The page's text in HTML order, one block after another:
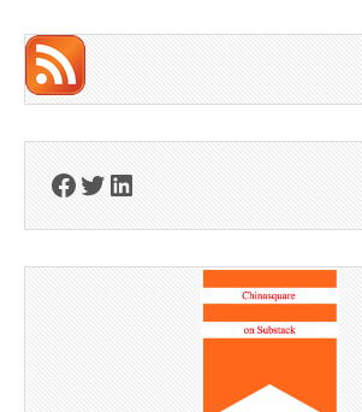
Facebook
Twitter
LinkedIn